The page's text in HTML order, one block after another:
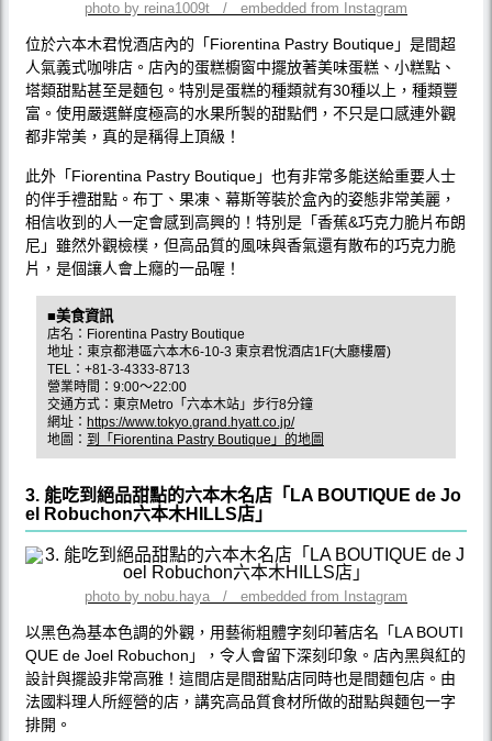
photo by reina1009t / embedded from Instagram
位於六本木君悅酒店內的「Fiorentina Pastry Boutique」是間超
人氣義式咖啡店。店內的蛋糕櫥窗中擺放著美味蛋糕、小糕點、
塔類甜點甚至是麵包。特別是蛋糕的種類就有30種以上，種類豐
富。使用嚴選鮮度極高的水果所製的甜點們，不只是口感連外觀
都非常美，真的是稱得上頂級！
此外「Fiorentina Pastry Boutique」也有非常多能送給重要人士
的伴手禮甜點。布丁、果凍、幕斯等裝於盒內的姿態非常美麗，
相信收到的人一定會感到高興的！特別是「香蕉&巧克力脆片布朗
尼」雖然外觀檢樸，但高品質的風味與香氣還有散布的巧克力脆
片，是個讓人會上癮的一品喔！
■美食資訊
店名：Fiorentina Pastry Boutique
地址：東京都港區六本木6-10-3 東京君悅酒店1F(大廳樓層)
TEL：+81-3-4333-8713
營業時間：9:00〜22:00
交通方式：東京Metro「六本木站」步行8分鐘
網址： https://www.tokyo.grand.hyatt.co.jp/
地圖： 到「Fiorentina Pastry Boutique」的地圖
3. 能吃到絕品甜點的六本木名店「LA BOUTIQUE de Jo
el Robuchon六本木HILLS店」
photo by nobu.haya / embedded from Instagram
以黑色為基本色調的外觀，用藝術粗體字刻印著店名「LA BOUTI
QUE de Joel Robuchon」，令人會留下深刻印象。店內黑與紅的
設計與擺設非常高雅！這間店是間甜點店同時也是間麵包店。由
法國料理人所經營的店，講究高品質食材所做的甜點與麵包一字
排開。